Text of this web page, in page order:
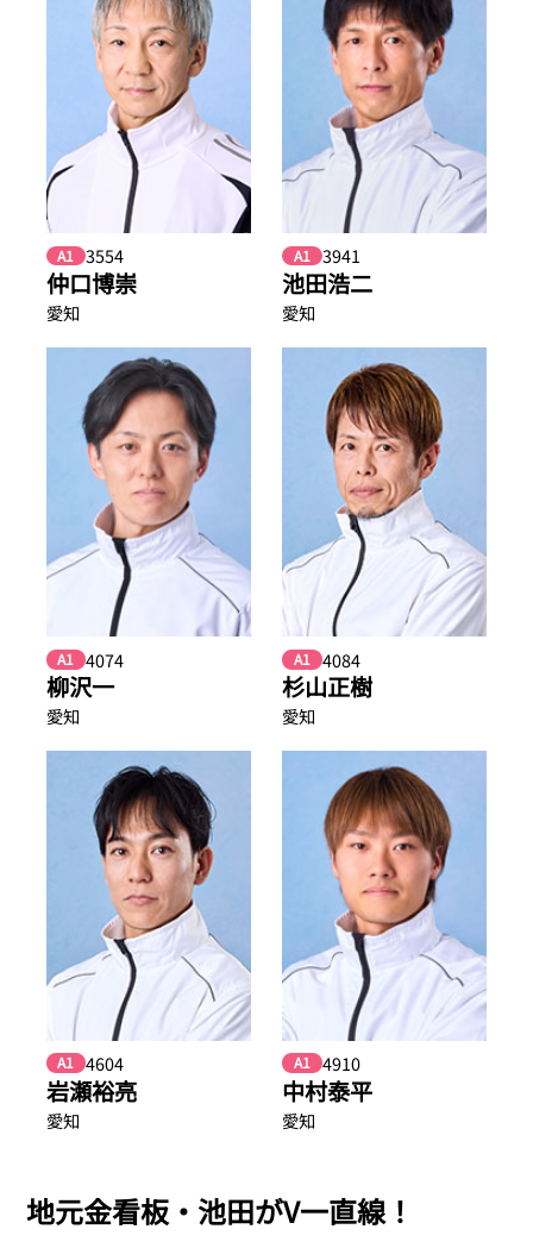
A1 3554
仲口博崇
愛知
A1 3941
池田浩二
愛知
A1 4074
柳沢一
愛知
A1 4084
杉山正樹
愛知
A1 4604
岩瀬裕亮
愛知
A1 4910
中村泰平
愛知
地元金看板・池田がV一直線！